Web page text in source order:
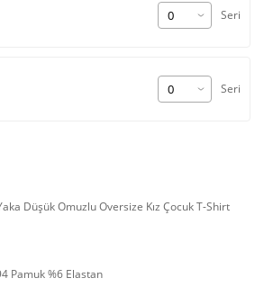
Seri
Seri
Yaka Düşük Omuzlu Oversize Kız Çocuk T-Shirt
Pamuk %6 Elastan